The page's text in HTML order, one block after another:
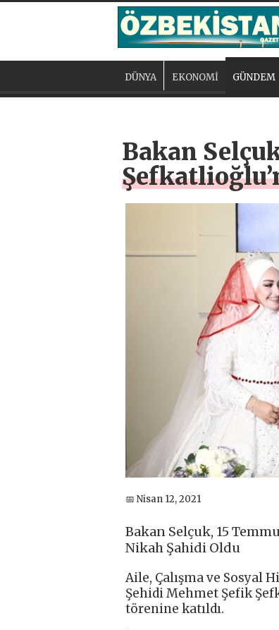
DÜNYA EKONOMİ GÜNDEM
Bakan
📅 Nisan 12, 2021
Bakan Selçuk, 15
Nikah Şahidi Oldu
Aile, Çalışma ve Sosyal
Şehidi Mehmet Şefik
törenine katıldı.